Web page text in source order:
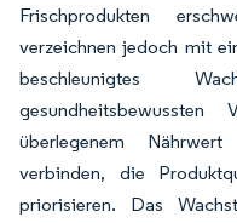
Frischprodukten
verzeichnen jedoch mit
beschleunigtes
überlegenem Nährwert
verbinden, die
priorisieren. Das